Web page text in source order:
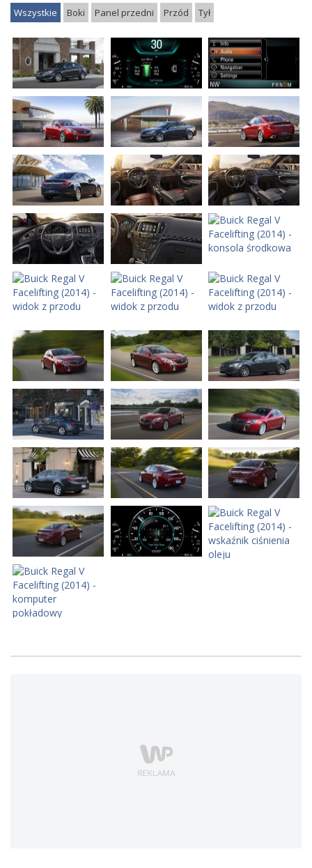
Wszystkie
Boki Panel przedni Przód Tył